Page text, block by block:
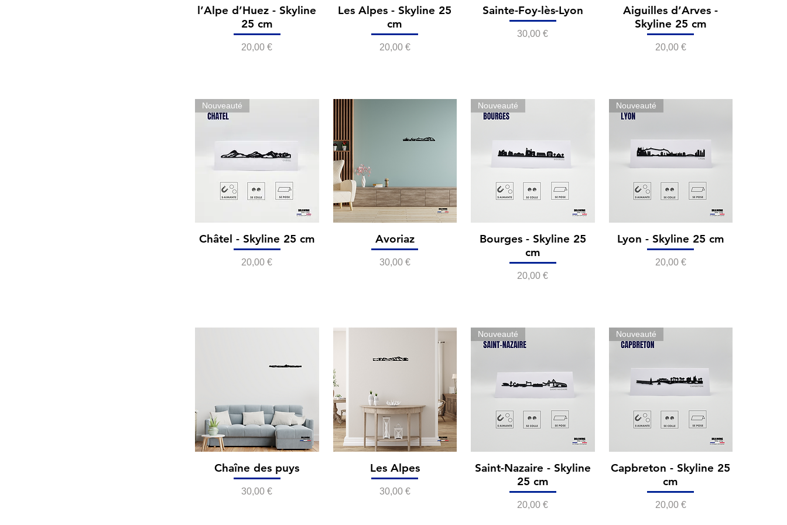
l’Alpe d’Huez - Skyline
25 cm
Prix
20,00 €
Les Alpes - Skyline 25
cm
Prix
20,00 €
Sainte-Foy-lès-Lyon
Prix
30,00 €
Aiguilles d’Arves -
Skyline 25 cm
Prix
20,00 €
Nouveauté
Châtel - Skyline 25 cm
Prix
20,00 €
Avoriaz
Prix
30,00 €
Nouveauté
Bourges - Skyline 25
cm
Prix
20,00 €
Nouveauté
Lyon - Skyline 25 cm
Prix
20,00 €
Chaîne des puys
Prix
30,00 €
Les Alpes
Prix
30,00 €
Nouveauté
Saint-Nazaire - Skyline
25 cm
Prix
20,00 €
Nouveauté
Capbreton - Skyline 25
cm
Prix
20,00 €